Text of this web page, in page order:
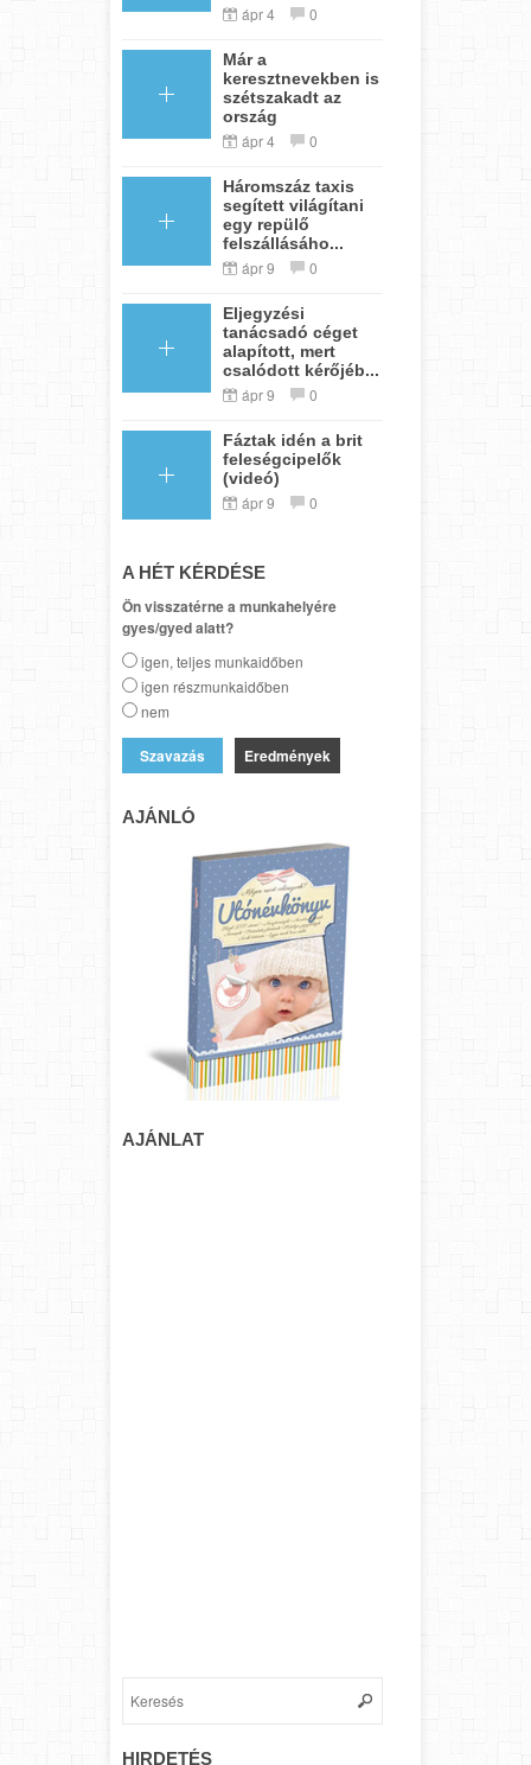
ápr 4 0
Már a
keresztnevekben is
szétszakadt az
ország
ápr 4 0
Háromszáz taxis
segített világítani
egy repülő
felszállásáho...
ápr 9 0
Eljegyzési
tanácsadó céget
alapított, mert
csalódott kérőjéb...
ápr 9 0
Fáztak idén a brit
feleségcipelők
(videó)
ápr 9 0
A HÉT KÉRDÉSE
Ön visszatérne a munkahelyére
gyes/gyed alatt?
igen, teljes munkaidőben
igen részmunkaidőben
nem
Eredmények
AJÁNLÓ
AJÁNLAT
HIRDETÉS